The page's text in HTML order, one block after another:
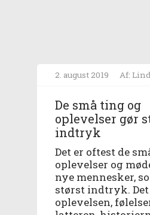
2. august 2019 Af:
De små ting og
oplevelser gør
indtryk
Det er oftest de
oplevelser og
nye mennesker,
størst indtryk. Det
oplevelsen,